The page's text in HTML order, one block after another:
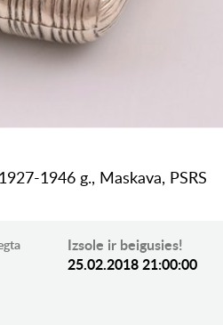
1946 g., Maskava, PSRS
Izsole ir beigusies!
25.02.2018 21:00:00